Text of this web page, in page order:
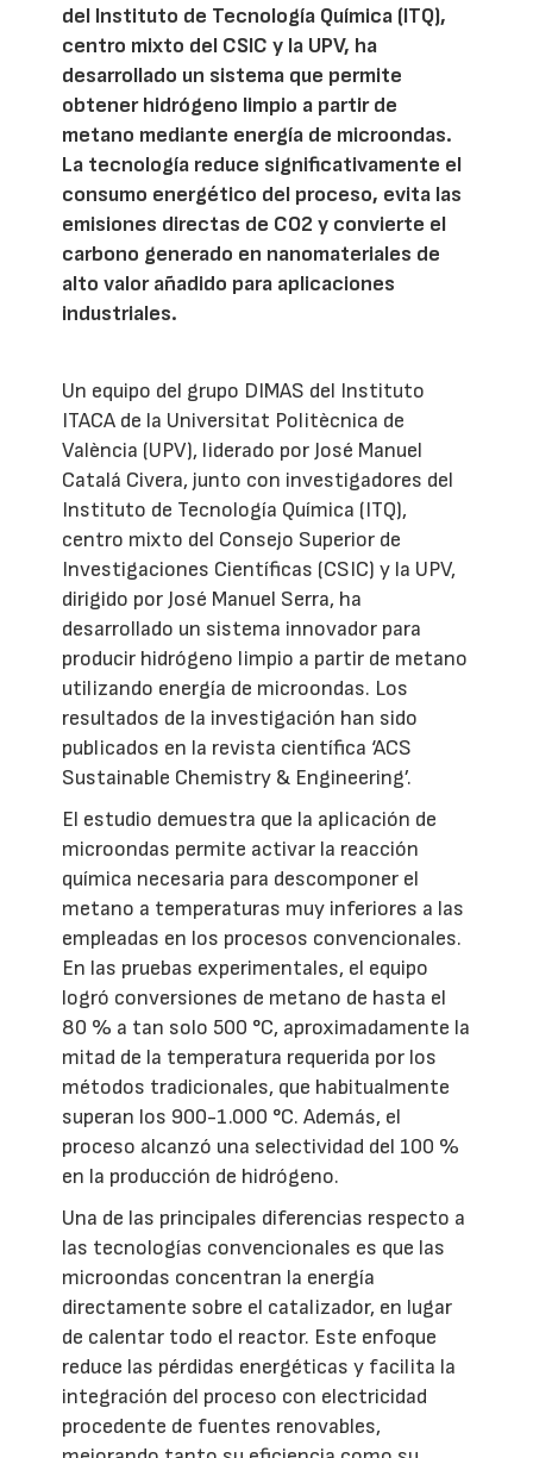
del Instituto de Tecnología Química (ITQ),
centro mixto del CSIC y la UPV, ha
desarrollado un sistema que permite
obtener hidrógeno limpio a partir de
metano mediante energía de microondas.
La tecnología reduce significativamente el
consumo energético del proceso, evita las
emisiones directas de CO2 y convierte el
carbono generado en nanomateriales de
alto valor añadido para aplicaciones
industriales.
Un equipo del grupo DIMAS del Instituto
ITACA de la Universitat Politècnica de
València (UPV), liderado por José Manuel
Catalá Civera, junto con investigadores del
Instituto de Tecnología Química (ITQ),
centro mixto del Consejo Superior de
Investigaciones Científicas (CSIC) y la UPV,
dirigido por José Manuel Serra, ha
desarrollado un sistema innovador para
producir hidrógeno limpio a partir de metano
utilizando energía de microondas. Los
resultados de la investigación han sido
publicados en la revista científica ‘ACS
Sustainable Chemistry & Engineering’.
El estudio demuestra que la aplicación de
microondas permite activar la reacción
química necesaria para descomponer el
metano a temperaturas muy inferiores a las
empleadas en los procesos convencionales.
En las pruebas experimentales, el equipo
logró conversiones de metano de hasta el
80 % a tan solo 500 °C, aproximadamente la
mitad de la temperatura requerida por los
métodos tradicionales, que habitualmente
superan los 900-1.000 °C. Además, el
proceso alcanzó una selectividad del 100 %
en la producción de hidrógeno.
Una de las principales diferencias respecto a
las tecnologías convencionales es que las
microondas concentran la energía
directamente sobre el catalizador, en lugar
de calentar todo el reactor. Este enfoque
reduce las pérdidas energéticas y facilita la
integración del proceso con electricidad
procedente de fuentes renovables,